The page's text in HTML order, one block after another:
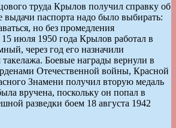
труда Крылов получил справку об
паспорта надо было выбирать:
но без промедления
15 июля 1950 года Крылов работал в
через год его назначили
Боевые награды вернули в
Отечественной войны, Красной
Знамени получил вторую медаль
вручена, поскольку он попал в
разведки боем 18 августа 1942